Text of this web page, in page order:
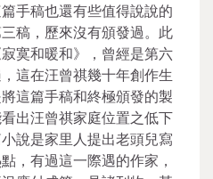
手稿也還有些值得說說的
稿，歷來沒有頒發過。此
寞和暖和》，曾經是第六
這在汪曾祺幾十年創作生
這篇手稿和終極頒發的製
出汪曾祺家庭位置之低下
說是家里人提出老頭兒寫
，有過這一際遇的作家，